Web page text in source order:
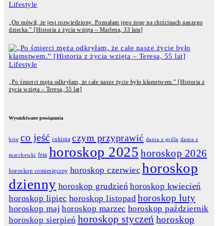
Lifestyle
„On mówił, że jest rozwiedziony. Poznałam jego żonę na chrzcinach naszego
dziecka.” [Historia z życia wzięta – Marlena, 33 lata]
Lifestyle
„Po śmierci męża odkryłam, że całe nasze życie było kłamstwem.” [Historia z
życia wzięta – Teresa, 55 lat]
Wyszukiwane powiązania
brie co jeść cukinia czym przyprawić dania z grilla dania z
marchewki feta horoskop 2025 horoskop 2026
horoskop comiesięczny horoskop czerwiec horoskop
dzienny horoskop grudzień horoskop kwiecień
horoskop lipiec horoskop listopad horoskop luty
horoskop maj horoskop marzec horoskop październik
horoskop sierpień horoskop styczeń horoskop